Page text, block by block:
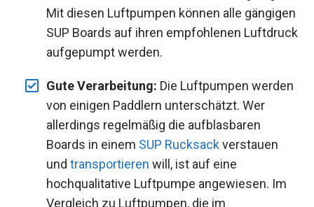
Mit diesen Luftpumpen können alle gängigen
SUP Boards auf ihren empfohlenen Luftdruck
aufgepumpt werden.
Gute Verarbeitung: Die Luftpumpen werden
von einigen Paddlern unterschätzt. Wer
allerdings regelmäßig die aufblasbaren
Boards in einem SUP Rucksackverstauen
und transportieren will, ist auf eine
hochqualitative Luftpumpe angewiesen. Im
Vergleich zu Luftpumpen, die im